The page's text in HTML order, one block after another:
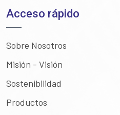
Acceso rápido
Sobre Nosotros
Misión - Visión
Sostenibilidad
Productos